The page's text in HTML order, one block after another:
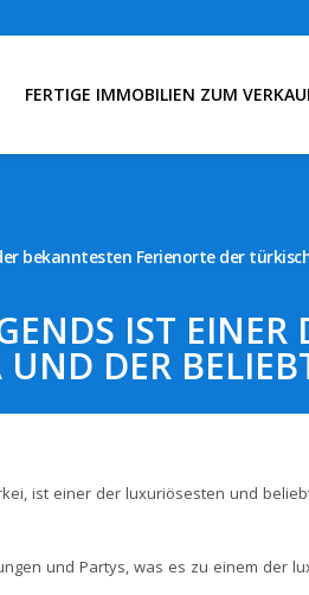
FERTIGE IMMOBILIEN ZUM
bekanntesten Ferienorte der
IST
DER
ist einer der luxuriösesten und
und Partys, was es zu einem der